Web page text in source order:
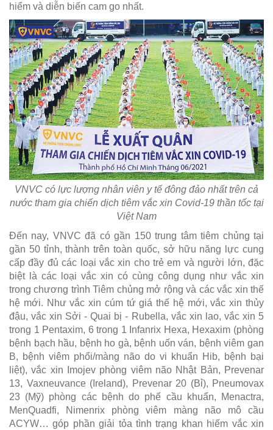
hiểm và diễn biến cam go nhất.
VNVC có lực lượng nhân viên y tế đông đảo nhất trên cả
nước tham gia chiến dịch tiêm vắc xin Covid-19 thần tốc tại
Việt Nam
Đến nay, VNVC đã có gần 150 trung tâm tiêm chủng tại
gần 50 tỉnh, thành trên toàn quốc, sở hữu năng lực cung
cấp đầy đủ các loại vắc xin cho trẻ em và người lớn, đặc
biệt là các loại vắc xin có cùng công dụng như vắc xin
trong chương trình Tiêm chủng mở rộng và các vắc xin thế
hệ mới. Như vắc xin cúm tứ giá thế hệ mới, vắc xin thủy
đậu, vắc xin Sởi - Quai bị - Rubella, vắc xin lao, vắc xin 5
trong 1 Pentaxim, 6 trong 1 Infanrix Hexa, Hexaxim (phòng
bệnh bạch hầu, bệnh ho gà, bệnh uốn ván, bệnh viêm gan
B, bệnh viêm phổi/màng não do vi khuẩn Hib, bệnh bại
liệt), vắc xin Imojev phòng viêm não Nhật Bản, Prevenar
13, Vaxneuvance (Ireland), Prevenar 20 (Bỉ), Pneumovax
23 (Mỹ) phòng các bệnh do phế cầu khuẩn, Menactra,
MenQuadfi, Nimenrix phòng viêm màng não mô cầu
ACYW… góp phần giải tỏa tình trạng khan hiếm vắc xin